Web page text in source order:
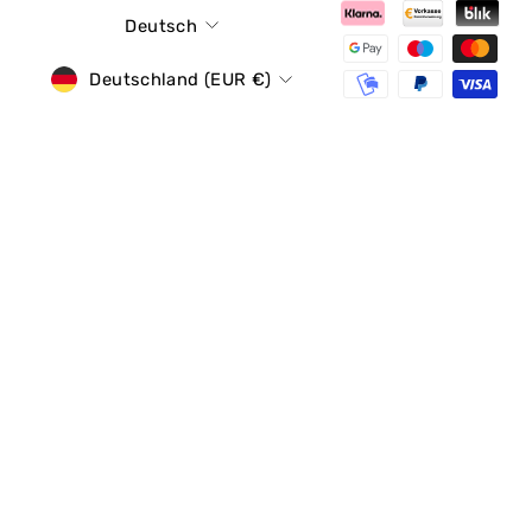
Sprache
Deutsch
Währung
Deutschland (EUR €)